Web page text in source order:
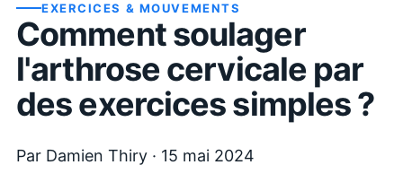
EXERCICES & MOUVEMENTS
Comment soulager
l'arthrose cervicale par
des exercices simples ?
Par Damien Thiry · 15 mai 2024